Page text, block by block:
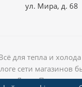
ул. Мира, д. 68
для тепла и
сети магазинов
«Лед и Пламень»